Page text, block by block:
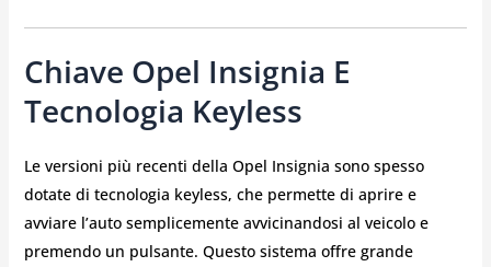
Chiave Opel Insignia E
Tecnologia Keyless
Le versioni più recenti della Opel Insignia sono spesso
dotate di tecnologia keyless, che permette di aprire e
avviare l’auto semplicemente avvicinandosi al veicolo e
premendo un pulsante. Questo sistema offre grande